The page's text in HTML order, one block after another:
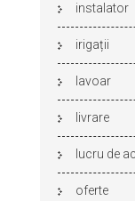
instalator
irigații
lavoar
livrare
lucru de
oferte